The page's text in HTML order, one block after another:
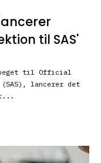
til SAS'
til Official
lancerer det